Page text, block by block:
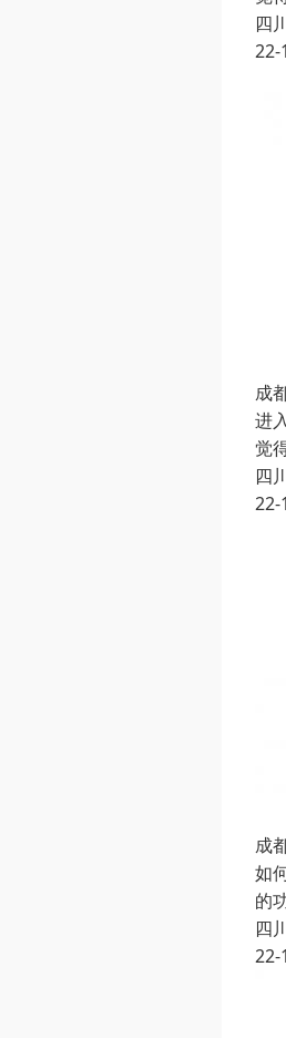
四
22-
成
进
觉
四
22-
成
如
的
四
22-